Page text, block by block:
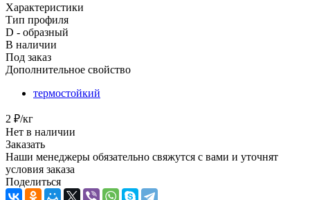
Характеристики
Тип профиля
D - образный
В наличии
Под заказ
Дополнительное свойство
термостойкий
2 ₽/кг
Нет в наличии
Заказать
Наши менеджеры обязательно свяжутся с вами и уточнят
условия заказа
Поделиться